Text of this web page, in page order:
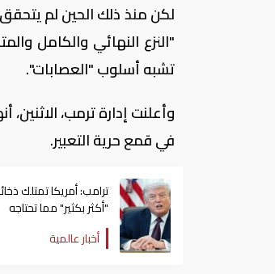
لكن منذ ذلك الحين لم
"النزع النهائي والكامل
تشبه أسلوب "العصابات".
وأعلنت إدارة ترمب،
في قمع حرية التعبير.
ترامب: أمريكا تمتلك
"أكثر بكثير" مما تحتاجه
أخبار عالمية